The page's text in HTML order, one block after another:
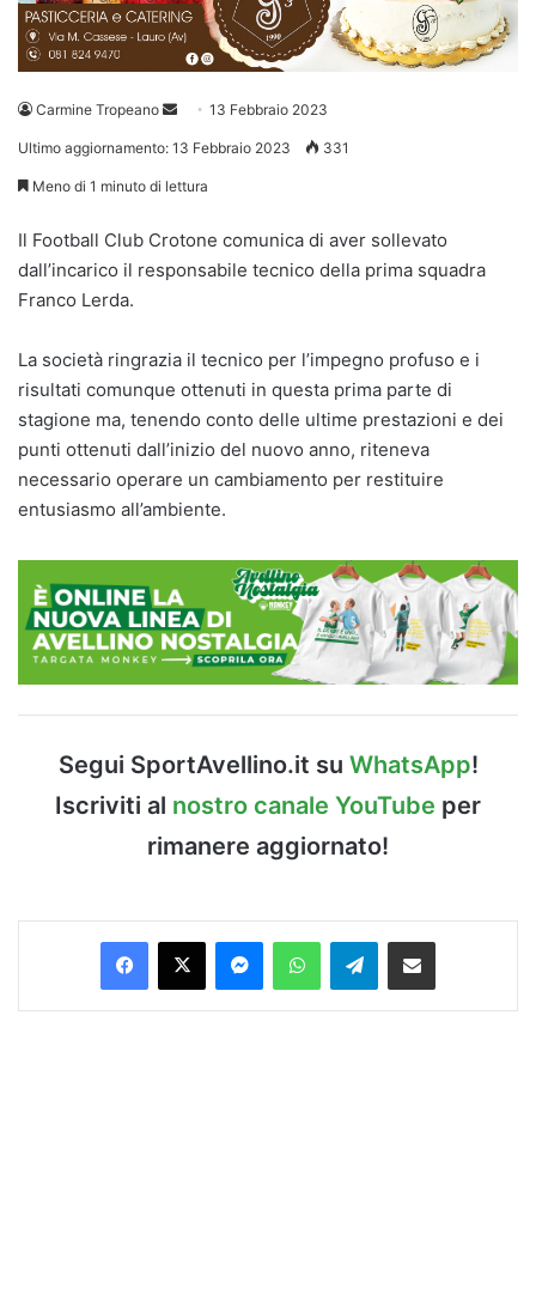
Carmine Tropeano
Invia 13 Febbraio 2023
Ultimo aggiornamento: 13 Febbraio 2023 331
Meno di 1 minuto di lettura
Il Football Club Crotone comunica di aver sollevato
dall’incarico il responsabile tecnico della prima squadra
Franco Lerda.
La società ringrazia il tecnico per l’impegno profuso e i
risultati comunque ottenuti in questa prima parte di
stagione ma, tenendo conto delle ultime prestazioni e dei
punti ottenuti dall’inizio del nuovo anno, riteneva
necessario operare un cambiamento per restituire
entusiasmo all’ambiente.
Segui SportAvellino.it su WhatsApp!
Iscriviti al nostro canale YouTube per
rimanere aggiornato!
Facebook
X MessengerWhatsAppTelegramCondividi via Email